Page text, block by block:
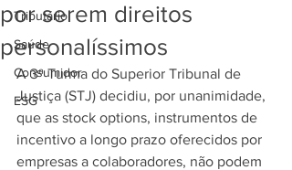
Tributário
Saúde
Consumidor
ESG
por serem direitos
personalíssimos
A 3ª Turma do Superior Tribunal de
Justiça (STJ) decidiu, por unanimidade,
que as stock options, instrumentos de
incentivo a longo prazo oferecidos por
empresas a colaboradores, não podem